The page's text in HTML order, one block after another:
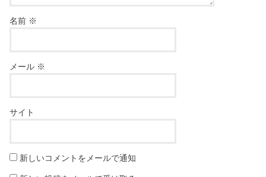
名前 ※
メール ※
サイト
新しいコメントをメールで通知